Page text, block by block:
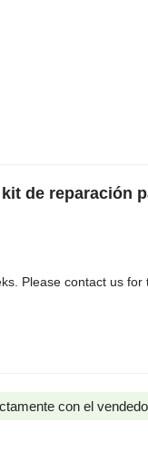
de reparación
Please contact us
con el